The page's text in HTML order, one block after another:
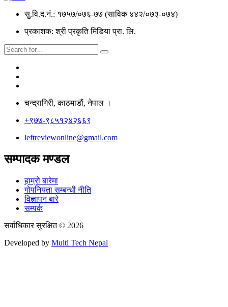
सु.वि.द.नं.: १७५७/०७६-७७ (साविक ४४२/०७३-०७४)
प्रकाशक: श्री प्रकृति मिडिया प्रा. लि.
चन्द्रागिरी, काठमाडाैं, नेपाल ।
+९७७-९८५१२४२६६९
leftreviewonline@gmail.com
सम्पादक मण्डल
हाम्रो बारेमा
गोपनियता सम्बन्धी नीति
विज्ञापन बारे
सम्पर्क
सर्वाधिकार सुरक्षित © 2026
Developed by Multi Tech Nepal